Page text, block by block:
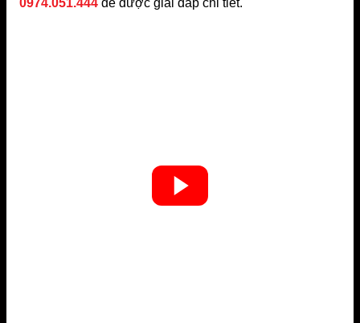
0974.051.444 để được giải đáp chi tiết.